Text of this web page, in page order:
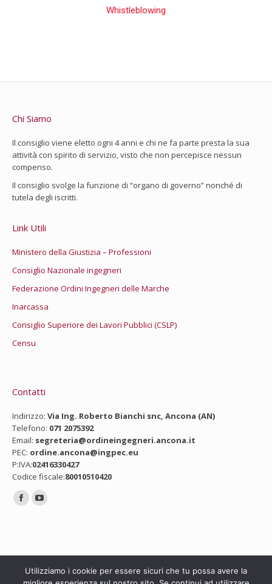
Whistleblowing
Chi Siamo
Il consiglio viene eletto ogni 4 anni e chi ne fa parte presta la sua
attività con spirito di servizio, visto che non percepisce nessun
compenso.
Il consiglio svolge la funzione di “organo di governo” nonché di
tutela degli iscritti.
Link Utili
Ministero della Giustizia – Professioni
Consiglio Nazionale ingegneri
Federazione Ordini Ingegneri delle Marche
Inarcassa
Consiglio Superiore dei Lavori Pubblici (CSLP)
Censu
Contatti
Indirizzo: Via Ing. Roberto Bianchi snc, Ancona (AN)
Telefono: 071 2075392
Email: segreteria@ordineingegneri.ancona.it
PEC: ordine.ancona@ingpec.eu
P:IVA:02416330427
Codice fiscale:80010510420
Ci puoi trovare su:
Utilizziamo i cookie per essere sicuri che tu possa avere la